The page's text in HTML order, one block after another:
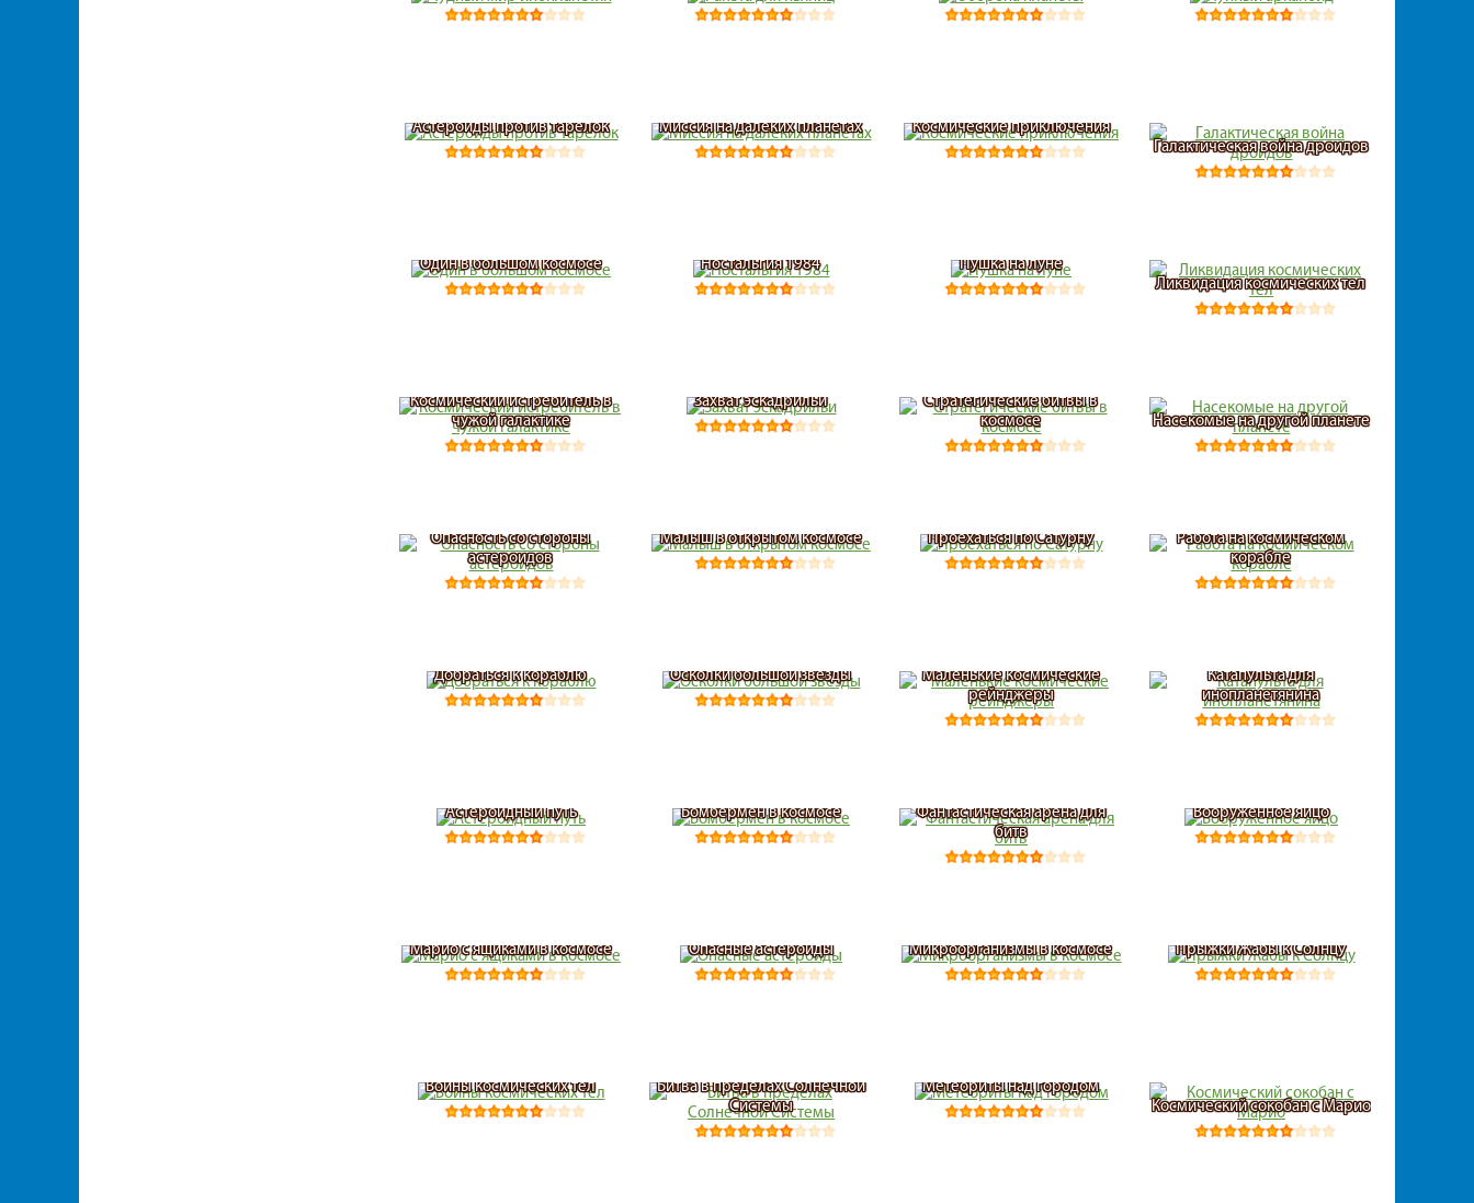
Астероиды против тарелок Миссия на далеких планетах
Космические приключения
Галактическая война дроидов
Один в большом космосе Ностальгия 1984
Пушка на луне
Ликвидация космических тел
Космический истребитель в
чужой галактике
Захват эскадрильи
Стратегические битвы в
космосе
Насекомые на другой планете
Опасность со стороны
астероидов
Малыш в открытом космосе Проехаться по Сатурну
Работа на космическом
корабле
Добраться к кораблю Осколки большой звезды
Маленькие космические
рейнджеры
Катапульта для
инопланетянина
Астероидный путь Бомбермен в космосе
Фантастическая арена для
битв
Вооруженное яйцо
Марио с ящиками в космосе Опасные астероиды Микроорганизмы в космосе Прыжки Жабы к Солнцу
Войны космических тел
Битва в пределах Солнечной
Системы
Метеориты над городом
Космический сокобан с Марио